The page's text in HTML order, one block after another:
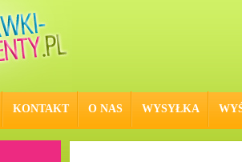
KONTAKT O NAS WYSYŁKA